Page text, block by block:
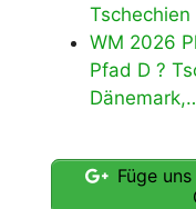
WM 2026
Pfad D ?
Füge